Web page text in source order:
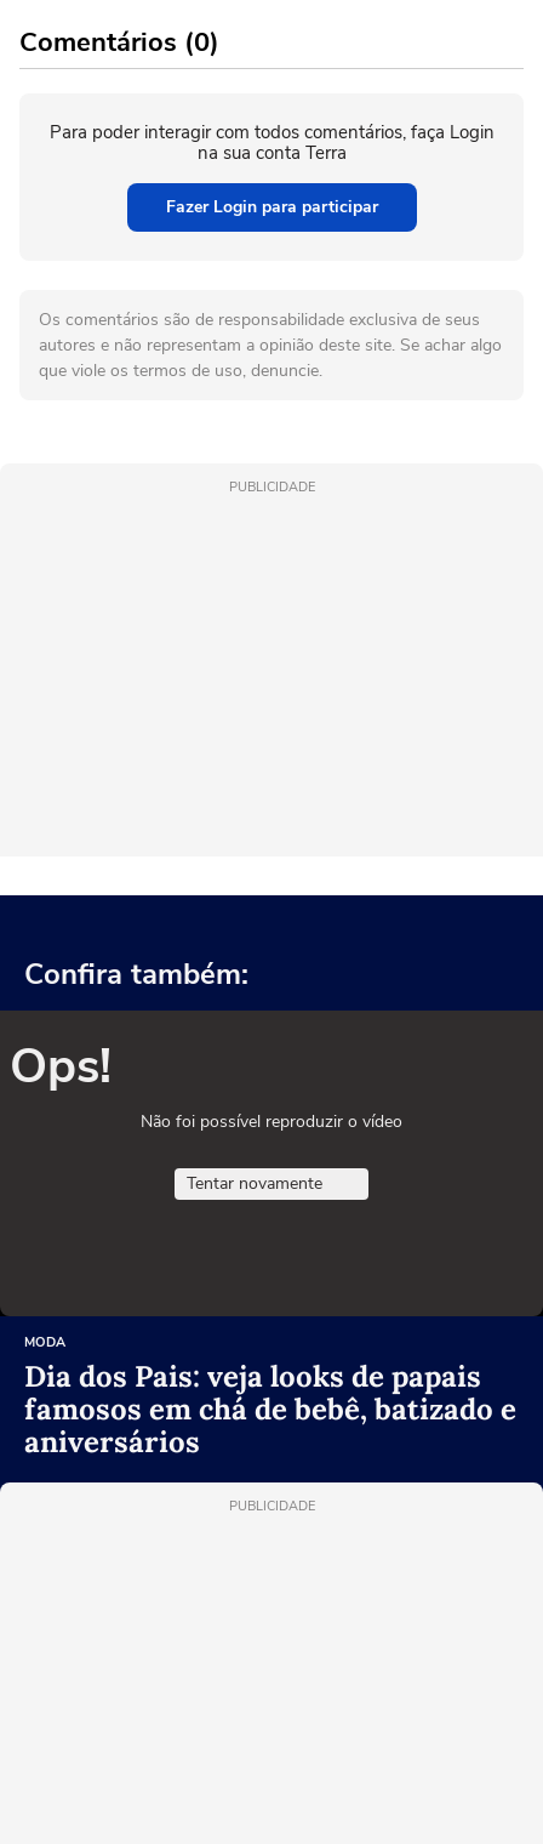
Comentários (0)
Para poder interagir com todos comentários, faça Login
na sua conta Terra
Fazer Login para participar
Os comentários são de responsabilidade exclusiva de seus
autores e não representam a opinião deste site. Se achar algo
que viole os termos de uso, denuncie.
PUBLICIDADE
Confira também:
Ops!
Não foi possível reproduzir o vídeo
Tentar novamente
MODA
Dia dos Pais: veja looks de papais
famosos em chá de bebê, batizado e
aniversários
PUBLICIDADE